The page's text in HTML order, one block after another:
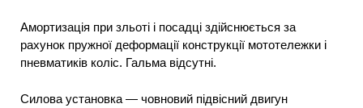
Амортизація при зльоті і посадці здійснюється за
рахунок пружної деформації конструкції мототележки і
пневматиків коліс. Гальма відсутні.
Силова установка — човновий підвісний двигун